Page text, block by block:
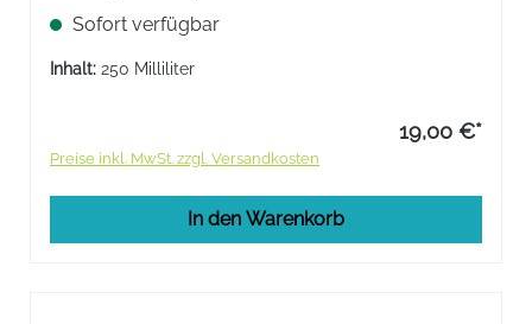
langanhaltend mit Feuchtigkeit.
Sofort verfügbar
Inhalt: 250 Milliliter
19,00 €*
Preise inkl. MwSt. zzgl. Versandkosten
In den Warenkorb